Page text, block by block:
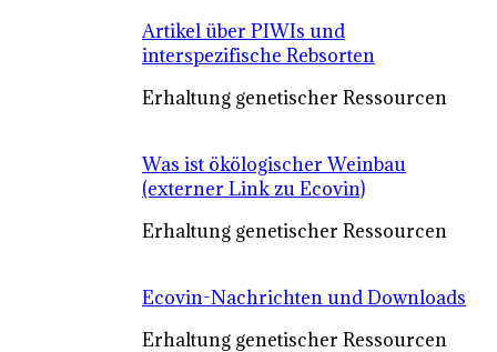
Artikel über PIWIs und
interspezifische Rebsorten
Erhaltung genetischer Ressourcen
Was ist ökölogischer Weinbau
(externer Link zu Ecovin)
Erhaltung genetischer Ressourcen
Ecovin-Nachrichten und Downloads
Erhaltung genetischer Ressourcen